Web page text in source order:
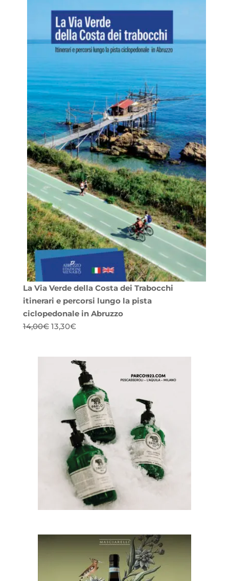
La Via Verde della Costa dei Trabocchi
itinerari e percorsi lungo la pista
ciclopedonale in Abruzzo
14,00€ Il
13,30€Il
è:
13,30€.